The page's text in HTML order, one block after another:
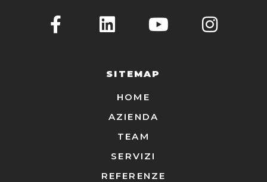
SITEMAP
HOME
AZIENDA
TEAM
SERVIZI
REFERENZE